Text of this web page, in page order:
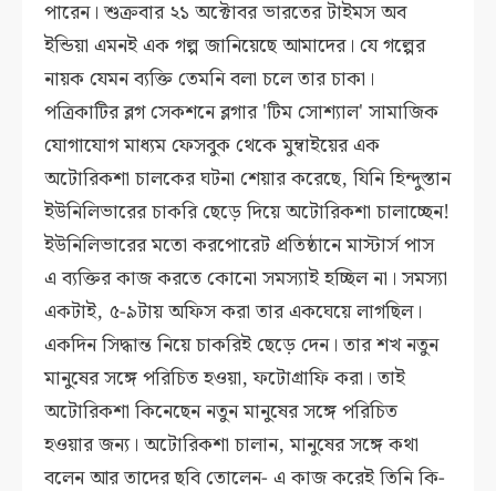
পারেন। শুক্রবার ২১ অক্টোবর ভারতের টাইমস অব
ইন্ডিয়া এমনই এক গল্প জানিয়েছে আমাদের। যে গল্পের
নায়ক যেমন ব্যক্তি তেমনি বলা চলে তার চাকা।
পত্রিকাটির ব্লগ সেকশনে ব্লগার 'টিম সোশ্যাল' সামাজিক
যোগাযোগ মাধ্যম ফেসবুক থেকে মুম্বাইয়ের এক
অটোরিকশা চালকের ঘটনা শেয়ার করেছে, যিনি হিন্দুস্তান
ইউনিলিভারের চাকরি ছেড়ে দিয়ে অটোরিকশা চালাচ্ছেন!
ইউনিলিভারের মতো করপোরেট প্রতিষ্ঠানে মাস্টার্স পাস
এ ব্যক্তির কাজ করতে কোনো সমস্যাই হচ্ছিল না। সমস্যা
একটাই, ৫-৯টায় অফিস করা তার একঘেয়ে লাগছিল।
একদিন সিদ্ধান্ত নিয়ে চাকরিই ছেড়ে দেন। তার শখ নতুন
মানুষের সঙ্গে পরিচিত হওয়া, ফটোগ্রাফি করা। তাই
অটোরিকশা কিনেছেন নতুন মানুষের সঙ্গে পরিচিত
হওয়ার জন্য। অটোরিকশা চালান, মানুষের সঙ্গে কথা
বলেন আর তাদের ছবি তোলেন- এ কাজ করেই তিনি কি-